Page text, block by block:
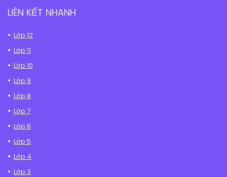
LIÊN KẾT NHANH
Lớp 12
Lớp 11
Lớp 10
Lớp 9
Lớp 8
Lớp 7
Lớp 6
Lớp 5
Lớp 4
Lớp 3